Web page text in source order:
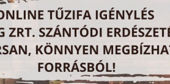
26., Szerda
– KÉZMŰVES DÉLUTÁN AZ